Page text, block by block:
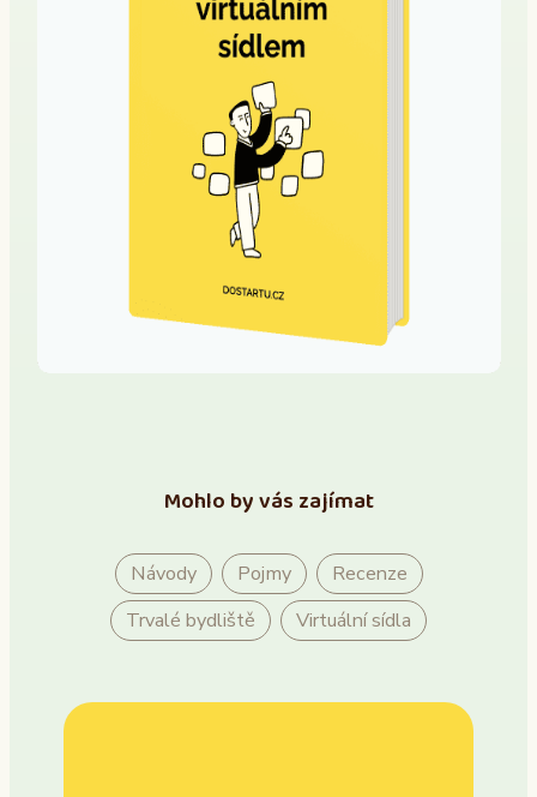
Mohlo by vás zajímat
Návody Pojmy
Recenze
Trvalé bydliště
Virtuální sídla